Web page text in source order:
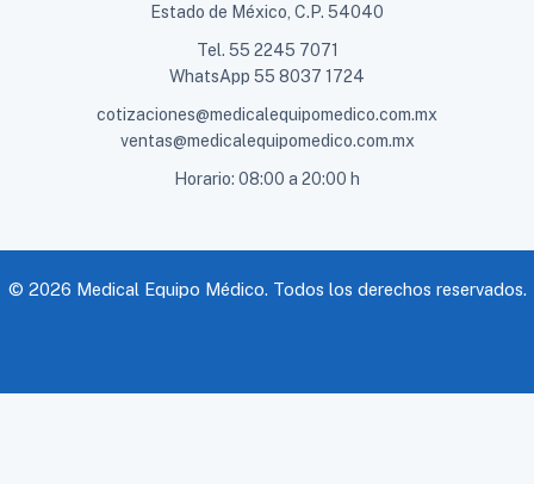
Estado de México, C.P. 54040
Tel. 55 2245 7071
WhatsApp 55 8037 1724
cotizaciones@medicalequipomedico.com.mx
ventas@medicalequipomedico.com.mx
Horario: 08:00 a 20:00 h
© 2026 Medical Equipo Médico. Todos los derechos reservados.